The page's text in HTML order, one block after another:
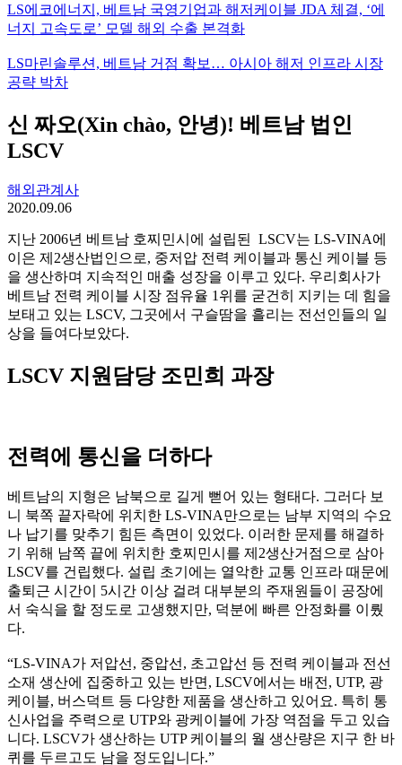
LS에코에너지, 베트남 국영기업과 해저케이블 JDA 체결, ‘에
너지 고속도로’ 모델 해외 수출 본격화
LS마린솔루션, 베트남 거점 확보… 아시아 해저 인프라 시장
공략 박차
신 짜오(Xin chào, 안녕)! 베트남 법인
LSCV
해외관계사
2020.09.06
지난 2006년 베트남 호찌민시에 설립된 LSCV는 LS-VINA에
이은 제2생산법인으로, 중저압 전력 케이블과 통신 케이블 등
을 생산하며 지속적인 매출 성장을 이루고 있다. 우리회사가
베트남 전력 케이블 시장 점유율 1위를 굳건히 지키는 데 힘을
보태고 있는 LSCV, 그곳에서 구슬땀을 흘리는 전선인들의 일
상을 들여다보았다.
LSCV 지원담당 조민희 과장
전력에 통신을 더하다
베트남의 지형은 남북으로 길게 뻗어 있는 형태다. 그러다 보
니 북쪽 끝자락에 위치한 LS-VINA만으로는 남부 지역의 수요
나 납기를 맞추기 힘든 측면이 있었다. 이러한 문제를 해결하
기 위해 남쪽 끝에 위치한 호찌민시를 제2생산거점으로 삼아
LSCV를 건립했다. 설립 초기에는 열악한 교통 인프라 때문에
출퇴근 시간이 5시간 이상 걸려 대부분의 주재원들이 공장에
서 숙식을 할 정도로 고생했지만, 덕분에 빠른 안정화를 이뤘
다.
“LS-VINA가 저압선, 중압선, 초고압선 등 전력 케이블과 전선
소재 생산에 집중하고 있는 반면, LSCV에서는 배전, UTP, 광
케이블, 버스덕트 등 다양한 제품을 생산하고 있어요. 특히 통
신사업을 주력으로 UTP와 광케이블에 가장 역점을 두고 있습
니다. LSCV가 생산하는 UTP 케이블의 월 생산량은 지구 한 바
퀴를 두르고도 남을 정도입니다.”